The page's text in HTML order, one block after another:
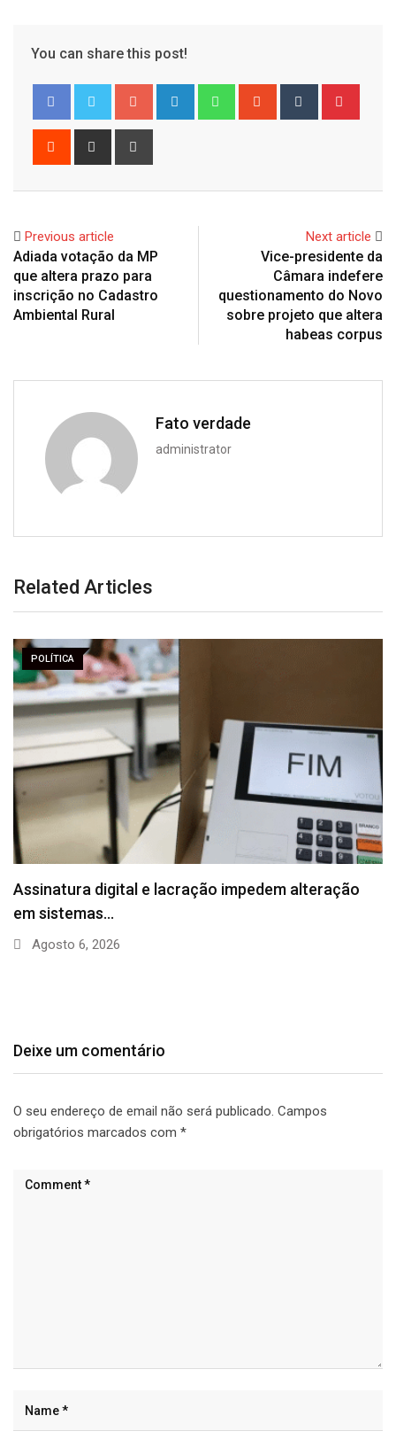
You can share this post!
Google+ LinkedIn WhatsappStumbleUpon
Tumblr
Reddit
Share
Previous article
Adiada votação da MP
que altera prazo para
inscrição no Cadastro
Ambiental Rural
Next article
Vice-presidente da
Câmara indefere
questionamento do Novo
sobre projeto que altera
habeas corpus
Fato verdade
administrator
Related Articles
POLÍTICA
Assinatura digital e lacração impedem alteração
em sistemas…
Agosto 6, 2026
Deixe um comentário
O seu endereço de email não será publicado. Campos
obrigatórios marcados com *